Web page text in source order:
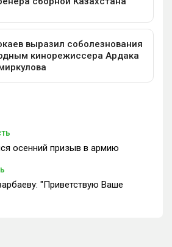
осенний призыв в армию
"Приветствую Ваше